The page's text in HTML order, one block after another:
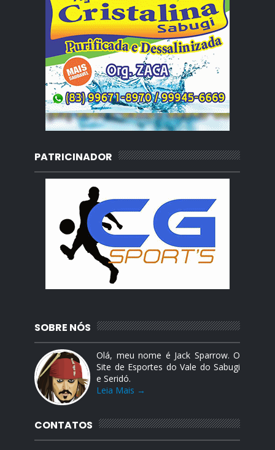
PATRICINADOR
SOBRE NÓS
Olá, meu nome é Jack Sparrow. O
Site de Esportes do Vale do Sabugi
e Seridó.
Leia Mais →
CONTATOS